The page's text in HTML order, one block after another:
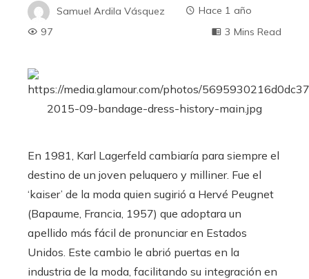
Samuel Ardila Vásquez
Hace 1 año
97
3 Mins Read
En 1981, Karl Lagerfeld cambiaría para siempre el
destino de un joven peluquero y milliner. Fue el
‘kaiser’ de la moda quien sugirió a Hervé Peugnet
(Bapaume, Francia, 1957) que adoptara un
apellido más fácil de pronunciar en Estados
Unidos. Este cambio le abrió puertas en la
industria de la moda, facilitando su integración en